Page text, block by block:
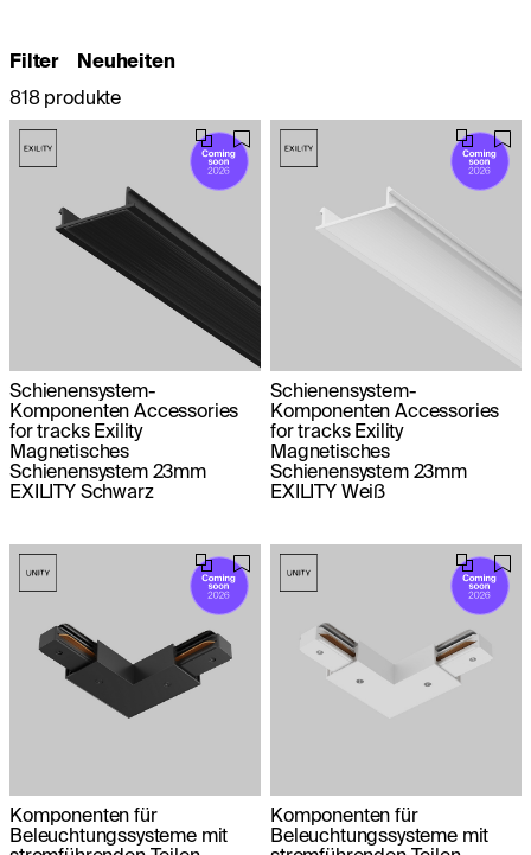
Filter
Neuheiten
818 produkte
Schienensystem-
Komponenten Accessories
for tracks Exility
Magnetisches
Schienensystem 23mm
EXILITY Schwarz
Schienensystem-
Komponenten Accessories
for tracks Exility
Magnetisches
Schienensystem 23mm
EXILITY Weiß
Komponenten für
Beleuchtungssysteme mit
Komponenten für
Beleuchtungssysteme mit